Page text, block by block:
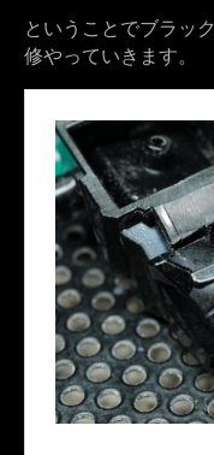
ということでブラッ
修やっていきます。